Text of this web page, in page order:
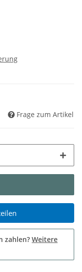
Frage zum Artikel
zahlen? Weitere